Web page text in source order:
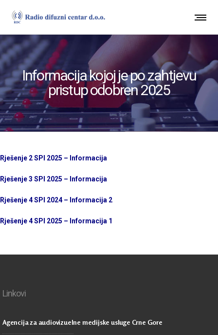
Informacija kojoj je po zahtjevu
pristup odobren 2025
Rješenje 2 SPI 2025 – Informacija
Rješenje 3 SPI 2025 – Informacija
Rješenje 4 SPI 2024 – Informacija 2
Rješenje 4 SPI 2025 – Informacija 1
Linkovi
Agencija za audiovizuelne medijske usluge Crne Gore